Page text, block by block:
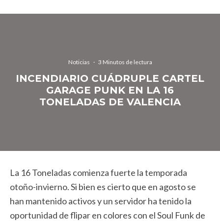
Noticias · 3 Minutos de lectura
INCENDIARIO CUÁDRUPLE CARTEL
GARAGE PUNK EN LA 16
TONELADAS DE VALENCIA
La 16 Toneladas comienza fuerte la temporada
otoño-invierno. Si bien es cierto que en agosto se
han mantenido activos y un servidor ha tenido la
oportunidad de flipar en colores con el Soul Funk de